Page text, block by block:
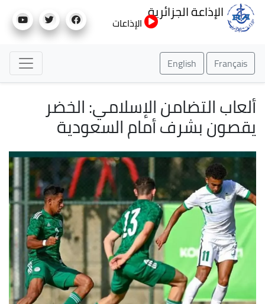
إلى
الإذاعة الجزائرية
الإذاعات
Français
English
ألعاب التضامن الإسلامي: الخضر
يقصون بشرف أمام السعودية